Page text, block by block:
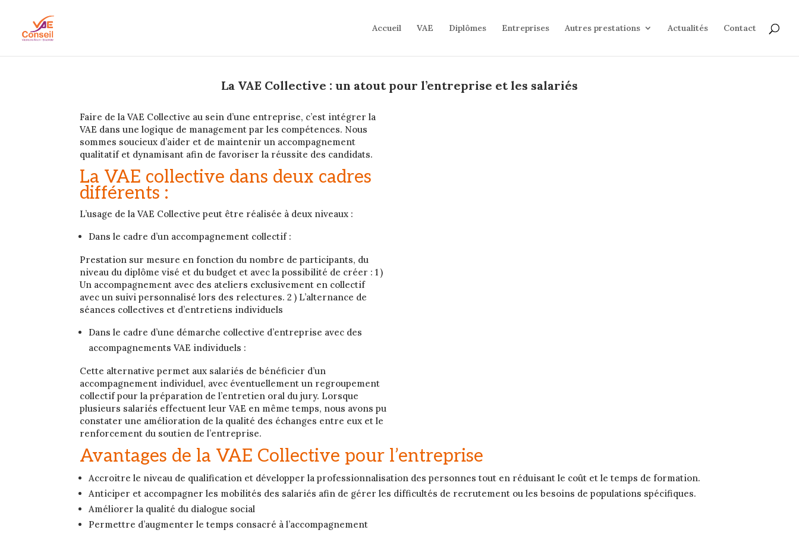
Accueil VAE Diplômes Entreprises Autres prestations Actualités Contact
La VAE Collective : un atout pour l’entreprise et les salariés
Faire de la VAE Collective au sein d’une entreprise, c’est intégrer la
VAE dans une logique de management par les compétences. Nous
sommes soucieux d’aider et de maintenir un accompagnement
qualitatif et dynamisant afin de favoriser la réussite des candidats.
La VAE collective dans deux cadres
différents :
L’usage de la VAE Collective peut être réalisée à deux niveaux :
Dans le cadre d’un accompagnement collectif :
Prestation sur mesure en fonction du nombre de participants, du
niveau du diplôme visé et du budget et avec la possibilité de créer : 1 )
Un accompagnement avec des ateliers exclusivement en collectif
avec un suivi personnalisé lors des relectures. 2 ) L’alternance de
séances collectives et d’entretiens individuels
Dans le cadre d’une démarche collective d’entreprise avec des
accompagnements VAE individuels :
Cette alternative permet aux salariés de bénéficier d’un
accompagnement individuel, avec éventuellement un regroupement
collectif pour la préparation de l’entretien oral du jury. Lorsque
plusieurs salariés effectuent leur VAE en même temps, nous avons pu
constater une amélioration de la qualité des échanges entre eux et le
renforcement du soutien de l’entreprise.
Avantages de la VAE Collective pour l’entreprise
Accroitre le niveau de qualification et développer la professionnalisation des personnes tout en réduisant le coût et le temps de formation.
Anticiper et accompagner les mobilités des salariés afin de gérer les difficultés de recrutement ou les besoins de populations spécifiques.
Améliorer la qualité du dialogue social
Permettre d’augmenter le temps consacré à l’accompagnement